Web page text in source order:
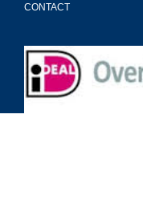
CONTACT